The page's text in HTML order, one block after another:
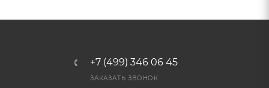
+7 (499) 346 06 45
ЗАКАЗАТЬ ЗВОНОК